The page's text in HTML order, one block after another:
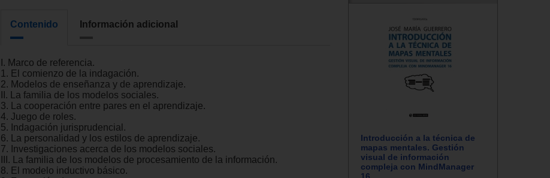
Contenido Información adicional
I. Marco de referencia.
1. El comienzo de la indagación.
2. Modelos de enseñanza y de aprendizaje.
II. La familia de los modelos sociales.
3. La cooperación entre pares en el aprendizaje.
4. Juego de roles.
5. Indagación jurisprudencial.
6. La personalidad y los estilos de aprendizaje.
7. Investigaciones acerca de los modelos sociales.
III. La familia de los modelos de procesamiento de la información.
8. El modelo inductivo básico.
Introducción a la técnica de
mapas mentales. Gestión
visual de información
compleja con MindManager